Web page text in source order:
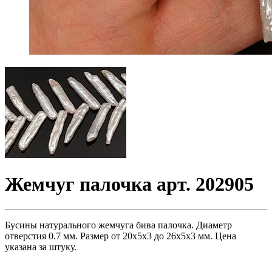
Жемчуг палочка арт. 202905
Бусины натурального жемчуга бива палочка. Диаметр
отверстия 0.7 мм. Размер от 20х5х3 до 26х5х3 мм. Цена
указана за штуку.